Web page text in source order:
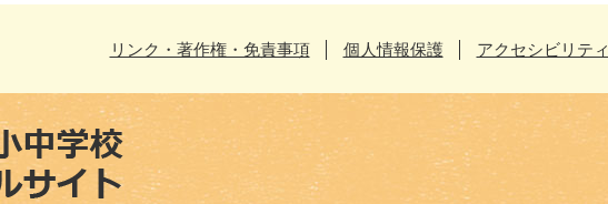
リンク・著作権・免責事項 個人情報保護 アクセシビリティ